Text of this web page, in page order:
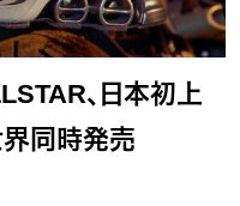
、日本初上
界同時発売